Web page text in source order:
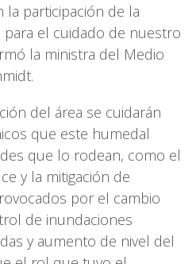
la participación de la
el cuidado de nuestro
la ministra del Medio
del área se cuidarán
que este humedal
que lo rodean, como el
y la mitigación de
por el cambio
de inundaciones
y aumento de nivel del